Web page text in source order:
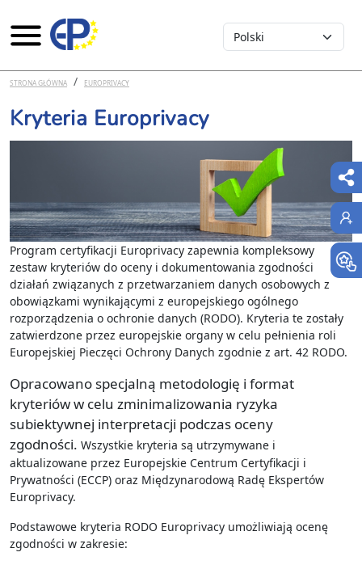
Przejdź do treści
Select your language
STRONA GŁÓWNA EUROPRIVACY
Kryteria Europrivacy
Program certyfikacji Europrivacy zapewnia kompleksowy
zestaw kryteriów do oceny i dokumentowania zgodności
działań związanych z przetwarzaniem danych osobowych z
obowiązkami wynikającymi z europejskiego ogólnego
rozporządzenia o ochronie danych (RODO). Kryteria te zostały
zatwierdzone przez europejskie organy w celu pełnienia roli
Europejskiej Pieczęci Ochrony Danych zgodnie z art. 42 RODO.
Opracowano specjalną metodologię i format
kryteriów w celu zminimalizowania ryzyka
subiektywnej interpretacji podczas oceny
zgodności. Wszystkie kryteria są utrzymywane i
aktualizowane przez Europejskie Centrum Certyfikacji i
Prywatności (ECCP) oraz Międzynarodową Radę Ekspertów
Europrivacy.
Podstawowe kryteria RODO Europrivacy umożliwiają ocenę
zgodności w zakresie: